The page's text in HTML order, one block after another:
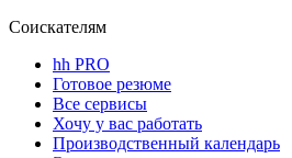
Соискателям
hh PRO
Готовое резюме
Все сервисы
Хочу у вас работать
Производственный календарь